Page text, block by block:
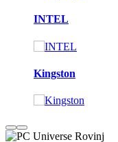
INTEL
Kingston